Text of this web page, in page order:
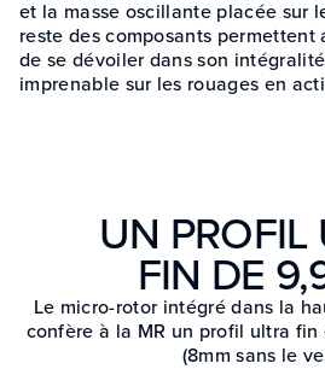
et la masse oscillante placée sur
reste des composants
de se dévoiler dans son
imprenable sur les rouages en
UN PROFIL
FIN DE
Le micro-rotor intégré dans la
confère à la MR un profil ultra
(8mm sans le